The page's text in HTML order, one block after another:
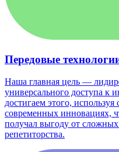
Передовые
Наша главная цель —
универсального доступа
достигаем этого,
современных инновациях,
получал выгоду от
репетиторства.